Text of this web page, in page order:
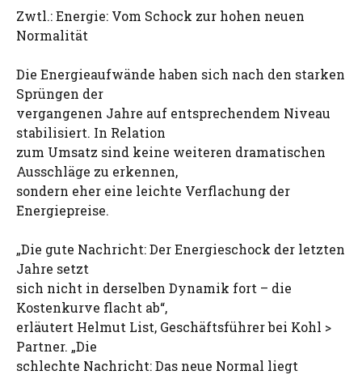
Zwtl.: Energie: Vom Schock zur hohen neuen
Normalität
Die Energieaufwände haben sich nach den starken
Sprüngen der
vergangenen Jahre auf entsprechendem Niveau
stabilisiert. In Relation
zum Umsatz sind keine weiteren dramatischen
Ausschläge zu erkennen,
sondern eher eine leichte Verflachung der
Energiepreise.
„Die gute Nachricht: Der Energieschock der letzten
Jahre setzt
sich nicht in derselben Dynamik fort – die
Kostenkurve flacht ab“,
erläutert Helmut List, Geschäftsführer bei Kohl >
Partner. „Die
schlechte Nachricht: Das neue Normal liegt